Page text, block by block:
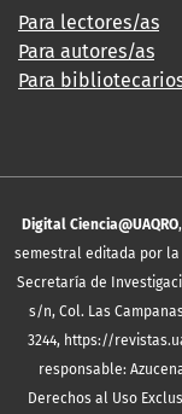
Para lectores/as
Para autores/as
Para
Digital Ciencia@UAQRO
semestral editada por la
Secretaría de
s/n, Col. Las
3244, https://
responsable:
Derechos al Uso